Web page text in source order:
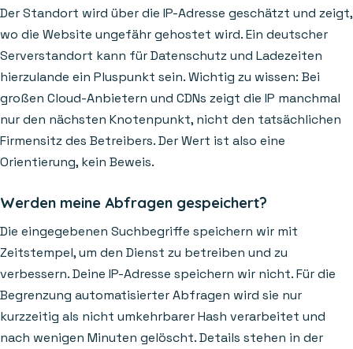
Der Standort wird über die IP-Adresse geschätzt und zeigt,
wo die Website ungefähr gehostet wird. Ein deutscher
Serverstandort kann für Datenschutz und Ladezeiten
hierzulande ein Pluspunkt sein. Wichtig zu wissen: Bei
großen Cloud-Anbietern und CDNs zeigt die IP manchmal
nur den nächsten Knotenpunkt, nicht den tatsächlichen
Firmensitz des Betreibers. Der Wert ist also eine
Orientierung, kein Beweis.
Werden meine Abfragen gespeichert?
Die eingegebenen Suchbegriffe speichern wir mit
Zeitstempel, um den Dienst zu betreiben und zu
verbessern. Deine IP-Adresse speichern wir nicht. Für die
Begrenzung automatisierter Abfragen wird sie nur
kurzzeitig als nicht umkehrbarer Hash verarbeitet und
nach wenigen Minuten gelöscht. Details stehen in der